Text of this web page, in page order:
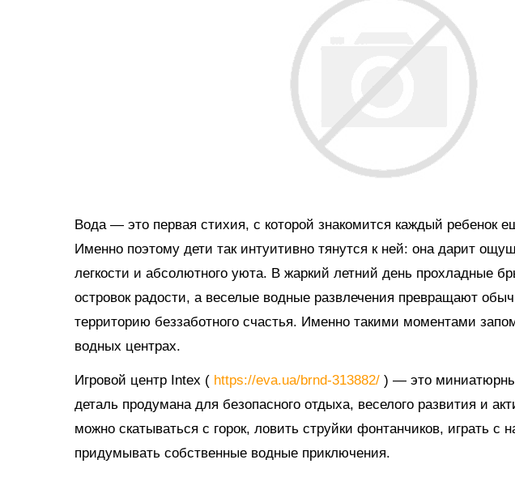
Вода — это первая стихия, с которой знакомится каждый ребенок
Именно поэтому дети так интуитивно тянутся к ней: она дарит
легкости и абсолютного уюта. В жаркий летний день прохладные
островок радости, а веселые водные развлечения превращают
территорию беззаботного счастья. Именно такими моментами
водных центрах.
Игровой центр Intex ( https://eva.ua/brnd-313882/ ) — это
деталь продумана для безопасного отдыха, веселого развития и
можно скатываться с горок, ловить струйки фонтанчиков, играть с
придумывать собственные водные приключения.